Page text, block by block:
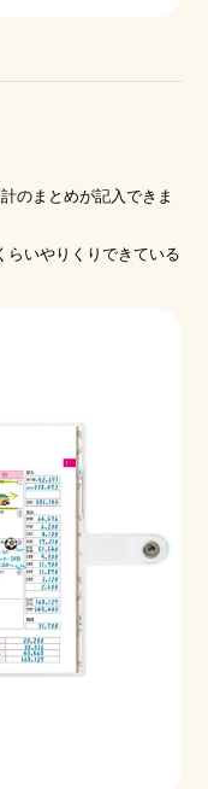
のまとめが記入できま
らいやりくりできている